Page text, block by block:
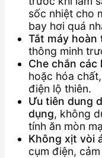
sốc nhiệt cho
bay hơi quá
Tắt máy hoàn
thông minh
Che chắn các
hoặc hóa
điện lộ thiên.
Ưu tiên dung
dụng, không
tính ăn mòn
Không xịt vòi
cụm điện,